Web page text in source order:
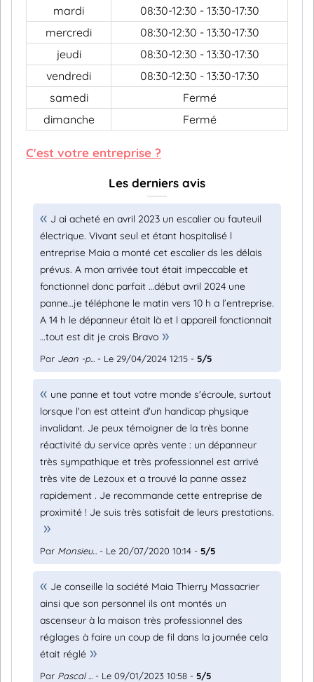
mardi
08:30-12:30 - 13:30-17:30
mercredi
08:30-12:30 - 13:30-17:30
jeudi
08:30-12:30 - 13:30-17:30
vendredi
08:30-12:30 - 13:30-17:30
samedi
Fermé
dimanche
Fermé
C'est votre entreprise ?
Les derniers avis
J ai acheté en avril 2023 un escalier ou fauteuil
électrique. Vivant seul et étant hospitalisé l
entreprise Maia a monté cet escalier ds les délais
prévus. A mon arrivée tout était impeccable et
fonctionnel donc parfait …début avril 2024 une
panne…je téléphone le matin vers 10 h a l’entreprise.
A 14 h le dépanneur était là et l appareil fonctionnait
…tout est dit je crois Bravo
Par Jean -p... - Le 29/04/2024 12:15 - 5/5
une panne et tout votre monde s'écroule, surtout
lorsque l'on est atteint d'un handicap physique
invalidant. Je peux témoigner de la très bonne
réactivité du service après vente : un dépanneur
très sympathique et très professionnel est arrivé
très vite de Lezoux et a trouvé la panne assez
rapidement . Je recommande cette entreprise de
proximité ! Je suis très satisfait de leurs prestations.
Par Monsieu... - Le 20/07/2020 10:14 - 5/5
Je conseille la société Maia Thierry Massacrier
ainsi que son personnel ils ont montés un
ascenseur à la maison très professionnel des
réglages à faire un coup de fil dans la journée cela
était réglé
Par Pascal ... - Le 09/01/2023 10:58 - 5/5